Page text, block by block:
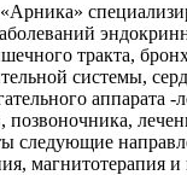
тракта,
системы,
аппарата -
позвоночника,
следующие
магнитотерапия и